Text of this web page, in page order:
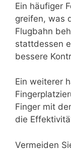
Ein häufiger
greifen, was
Flugbahn
stattdessen
bessere
Ein weiterer
Finger mit
die
Vermeiden